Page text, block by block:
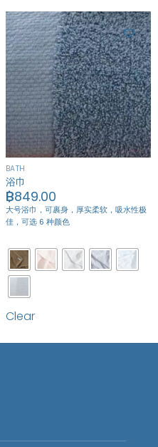
BATH
浴巾
฿849.00
大号浴巾，可裹身，厚实柔软，吸水性极
佳，可选 6 种颜色
Clear